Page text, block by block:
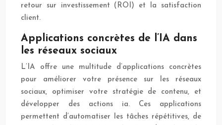
retour sur investissement (ROI) et la satisfaction
client.
Applications concrètes de l’IA dans
les réseaux sociaux
L’IA offre une multitude d’applications concrètes
pour améliorer votre présence sur les réseaux
sociaux, optimiser votre stratégie de contenu, et
développer des actions ia. Ces applications
permettent d’automatiser les tâches répétitives, de